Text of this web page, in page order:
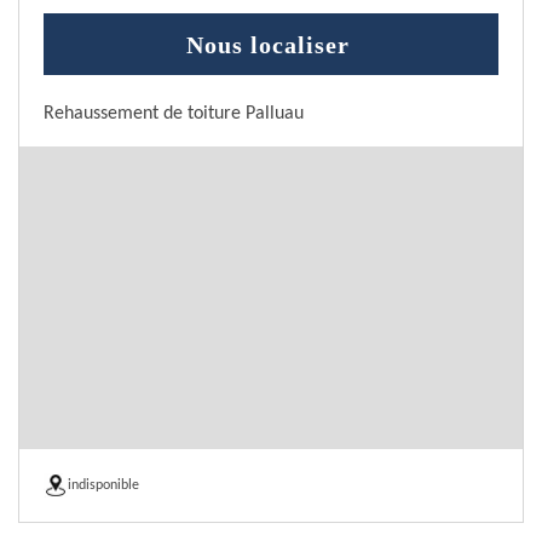
Nous localiser
Rehaussement de toiture Palluau
indisponible